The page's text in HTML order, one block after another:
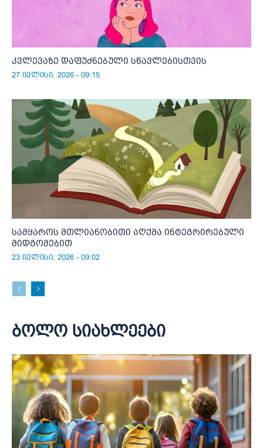
კვლევაზე დაფუძნებული სწავლებისთვის
27 ივლისი, 2026 - 09:15
სამყაროს მთლიანობითი აღქმა ინტეგრირებული
მიდგომებით
23 ივლისი, 2026 - 09:02
ბოლო სიახლეები